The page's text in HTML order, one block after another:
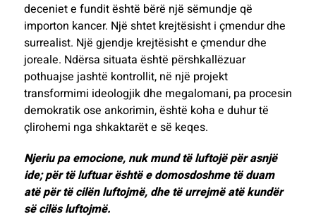
deceniet e fundit është bërë një sëmundje që
importon kancer. Një shtet krejtësisht i çmendur dhe
surrealist. Një gjendje krejtësisht e çmendur dhe
joreale. Ndërsa situata është përshkallëzuar
pothuajse jashtë kontrollit, në një projekt
transformimi ideologjik dhe megalomani, pa procesin
demokratik ose ankorimin, është koha e duhur të
çlirohemi nga shkaktarët e së keqes.
Njeriu pa emocione, nuk mund të luftojë për asnjë
ide; për të luftuar është e domosdoshme të duam
atë për të cilën luftojmë, dhe të urrejmë atë kundër
së cilës luftojmë.